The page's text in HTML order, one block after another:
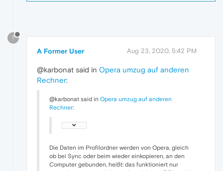
?
A Former User Aug 23, 2020, 5:42 PM
@karbonat said in Opera umzug auf anderen
Rechner:
@karbonat said in Opera umzug auf anderen
Rechner:
Die Daten im Profilordner werden von Opera, gleich
ob bei Sync oder beim wieder einkopieren, an den
Computer gebunden, heißt: das funktioniert nur